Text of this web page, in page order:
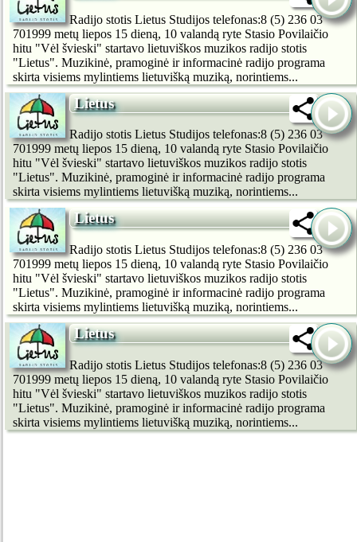
Radijo stotis Lietus Studijos telefonas:8 (5) 236 03
701999 metų liepos 15 dieną, 10 valandą ryte Stasio Povilaičio
hitu "Vėl švieski" startavo lietuviškos muzikos radijo stotis
"Lietus". Muzikinė, pramoginė ir informacinė radijo programa
skirta visiems mylintiems lietuvišką muziką, norintiems...
Lietus
Radijo stotis Lietus Studijos telefonas:8 (5) 236 03
701999 metų liepos 15 dieną, 10 valandą ryte Stasio Povilaičio
hitu "Vėl švieski" startavo lietuviškos muzikos radijo stotis
"Lietus". Muzikinė, pramoginė ir informacinė radijo programa
skirta visiems mylintiems lietuvišką muziką, norintiems...
Lietus
Radijo stotis Lietus Studijos telefonas:8 (5) 236 03
701999 metų liepos 15 dieną, 10 valandą ryte Stasio Povilaičio
hitu "Vėl švieski" startavo lietuviškos muzikos radijo stotis
"Lietus". Muzikinė, pramoginė ir informacinė radijo programa
skirta visiems mylintiems lietuvišką muziką, norintiems...
Lietus
Radijo stotis Lietus Studijos telefonas:8 (5) 236 03
701999 metų liepos 15 dieną, 10 valandą ryte Stasio Povilaičio
hitu "Vėl švieski" startavo lietuviškos muzikos radijo stotis
"Lietus". Muzikinė, pramoginė ir informacinė radijo programa
skirta visiems mylintiems lietuvišką muziką, norintiems...